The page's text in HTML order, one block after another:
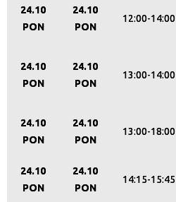
24.10
PON
24.10
PON
12:00-14:00
24.10
PON
24.10
PON
13:00-14:00
24.10
PON
24.10
PON
13:00-18:00
24.10
PON
24.10
PON
14:15-15:45